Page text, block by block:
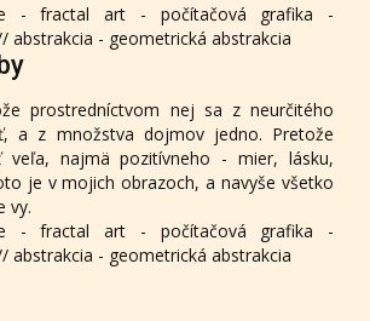
- fractal art - počítačová grafika -
abstrakcia - geometrická abstrakcia
prostredníctvom nej sa z neurčitého
a z množstva dojmov jedno. Pretože
veľa, najmä pozitívneho - mier, lásku,
je v mojich obrazoch, a navyše všetko
vy.
- fractal art - počítačová grafika -
abstrakcia - geometrická abstrakcia